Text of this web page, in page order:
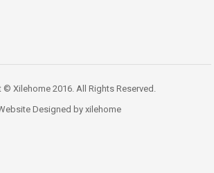
© Xilehome 2016. All Rights Reserved.
Designed by xilehome